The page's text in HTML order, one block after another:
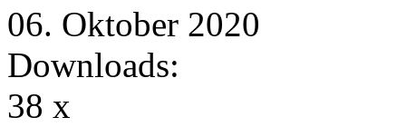
06. Oktober 2020
Downloads:
38 x